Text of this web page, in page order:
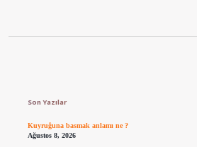
Son Yazılar
Kuyruğuna basmak anlamı ne ?
Ağustos 8, 2026